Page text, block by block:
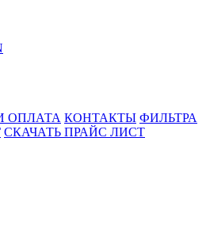
ОПЛАТА КОНТАКТЫ ФИЛЬТРА
СКАЧАТЬ ПРАЙС ЛИСТ